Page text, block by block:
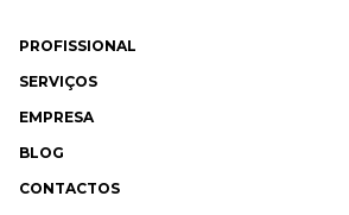
PROFISSIONAL
SERVIÇOS
EMPRESA
BLOG
CONTACTOS